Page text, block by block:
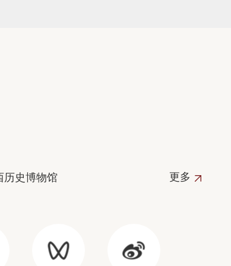
历史博物馆 更多